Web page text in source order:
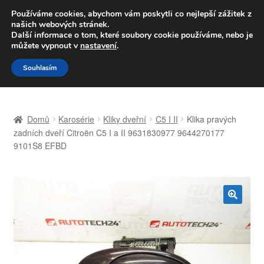
DOPRAVA od 139,-Kč
Volejte po-pá 9-16 704 494 494
Přeskočit
na
navigaci
Přejít
k
obsahu
Celosvětová doprava
Košík
Domů Karosérie Kliky dveřní C5 I II
Klika pravých
zadních dveří Citroën C5 I a II 9631830977 9644270177
9101S8 EFBD
Používáme cookies, abychom vám poskytli co nejlepší zážitek z
našich webových stránek.
Další informace o tom, které soubory cookie používáme, nebo je
můžete vypnout v nastavení.
Souhlasím